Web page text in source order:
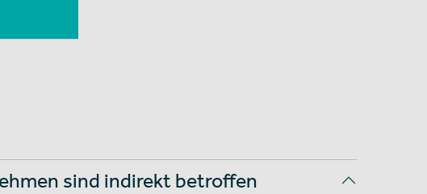
sind indirekt betroffen